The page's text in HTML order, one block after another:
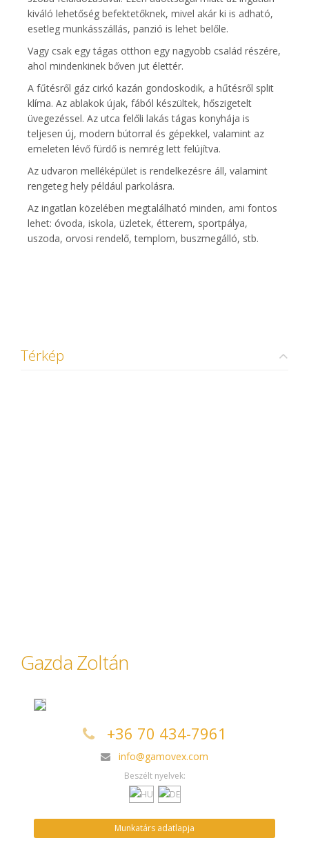
kiváló lehetőség befektetőknek, mivel akár ki is adható,
esetleg munkásszállás, panzió is lehet belőle.
Vagy csak egy tágas otthon egy nagyobb család részére,
ahol mindenkinek bőven jut élettér.
A fűtésről gáz cirkó kazán gondoskodik, a hűtésről split
klíma. Az ablakok újak, fából készültek, hőszigetelt
üvegezéssel. Az utca felőli lakás tágas konyhája is
teljesen új, modern bútorral és gépekkel, valamint az
emeleten lévő fürdő is nemrég lett felújítva.
Az udvaron melléképület is rendelkezésre áll, valamint
rengeteg hely például parkolásra.
Az ingatlan közelében megtalálható minden, ami fontos
lehet: óvoda, iskola, üzletek, étterem, sportpálya,
uszoda, orvosi rendelő, templom, buszmegálló, stb.
Térkép
Gazda Zoltán
+36 70 434-7961
info@gamovex.com
Beszélt nyelvek:
Munkatárs adatlapja